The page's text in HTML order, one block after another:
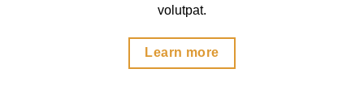
volutpat.
Learn more